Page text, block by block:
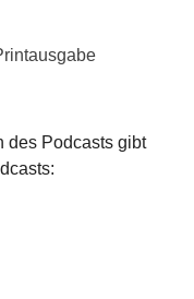
i
a
des Podcasts gibt